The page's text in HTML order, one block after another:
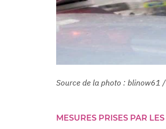
Source de la photo : blinow61 /
MESURES PRISES PAR